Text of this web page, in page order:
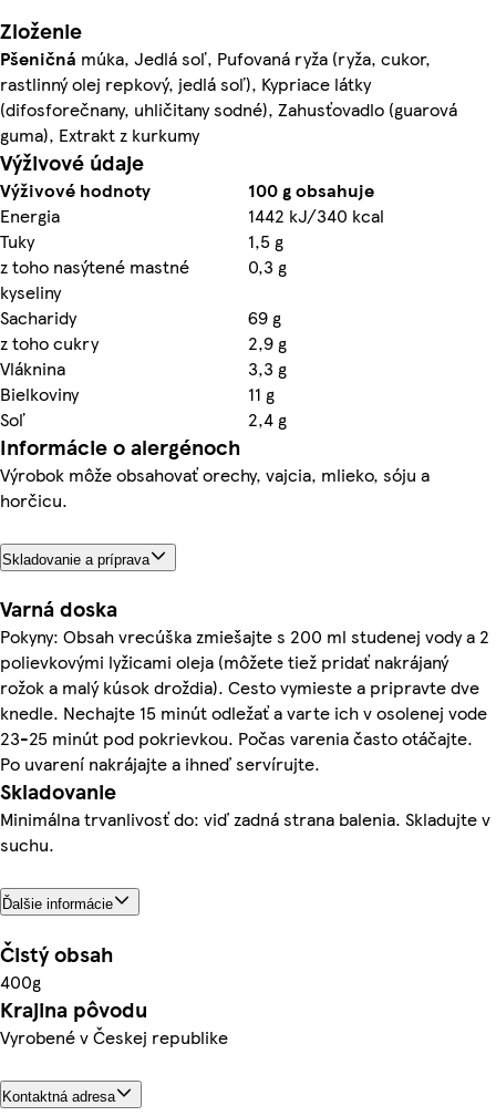
Zloženie
Pšeničná múka, Jedlá soľ, Pufovaná ryža (ryža, cukor,
rastlinný olej repkový, jedlá soľ), Kypriace látky
(difosforečnany, uhličitany sodné), Zahusťovadlo (guarová
guma), Extrakt z kurkumy
Výživové údaje
Výživové hodnoty
100 g obsahuje
Energia
1442 kJ/340 kcal
Tuky
1,5 g
z toho nasýtené mastné
kyseliny
0,3 g
Sacharidy
69 g
z toho cukry
2,9 g
Vláknina
3,3 g
Bielkoviny
11 g
Soľ
2,4 g
Informácie o alergénoch
Výrobok môže obsahovať orechy, vajcia, mlieko, sóju a
horčicu.
Skladovanie a príprava
Varná doska
Pokyny: Obsah vrecúška zmiešajte s 200 ml studenej vody a 2
polievkovými lyžicami oleja (môžete tiež pridať nakrájaný
rožok a malý kúsok droždia). Cesto vymieste a pripravte dve
knedle. Nechajte 15 minút odležať a varte ich v osolenej vode
23-25 minút pod pokrievkou. Počas varenia často otáčajte.
Po uvarení nakrájajte a ihneď servírujte.
Skladovanie
Minimálna trvanlivosť do: viď zadná strana balenia. Skladujte v
suchu.
Ďalšie informácie
Čistý obsah
400g
Krajina pôvodu
Vyrobené v Českej republike
Kontaktná adresa